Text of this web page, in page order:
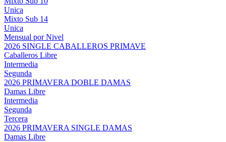
Unica
Mixto Sub 14
Unica
Mensual por Nivel
2026 SINGLE CABALLEROS PRIMAVE
Caballeros Libre
Intermedia
Segunda
2026 PRIMAVERA DOBLE DAMAS
Damas Libre
Intermedia
Segunda
Tercera
2026 PRIMAVERA SINGLE DAMAS
Damas Libre